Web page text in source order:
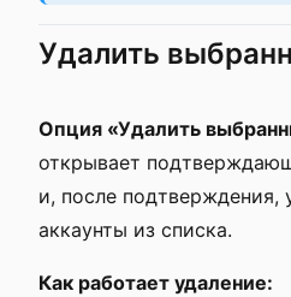
Удалить
Опция «Удалить
открывает
и, после подтверждения,
аккаунты из списка.
Как работает удаление: